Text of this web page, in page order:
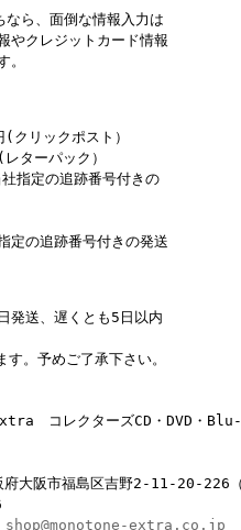
ら、面倒な情報入力は
やクレジットカード情報
。
リックポスト）
ターパック）
指定の追跡番号付きの
定の追跡番号付きの発送
発送、遅くとも5日以内
。予めご了承下さい。
コレクターズCD・DVD・
大阪市福島区吉野2-11-20-226（
shop@monotone-extra.co.jp